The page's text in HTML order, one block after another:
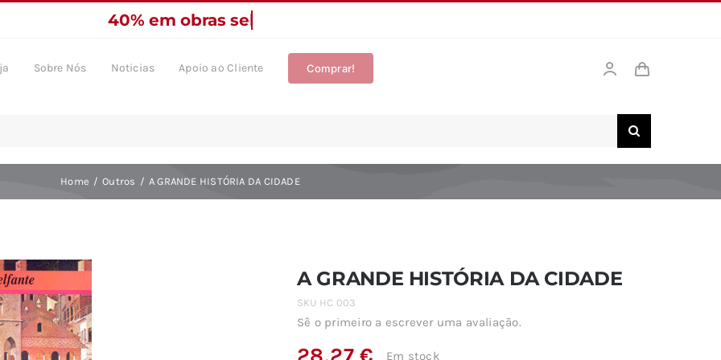
Sobre Nós Noticias Apoio ao Cliente Comprar!
Home Outros A GRANDE HISTÓRIA DA CIDADE
A GRANDE HISTÓRIA DA CIDADE
SKU HC 003
Sê o primeiro a escrever uma avaliação.
Em stock